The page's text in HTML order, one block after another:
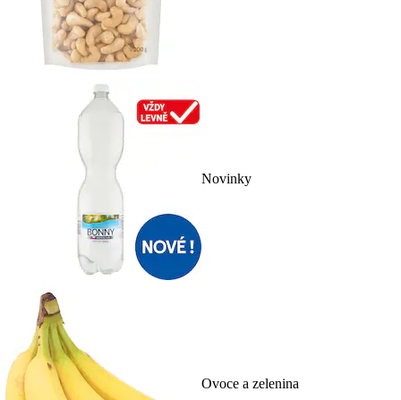
Novinky
Ovoce a zelenina